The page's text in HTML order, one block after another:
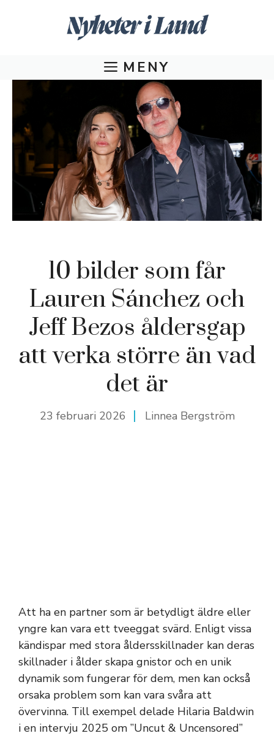
MENY
10 bilder som får
Lauren Sánchez och
Jeff Bezos åldersgap
att verka större än vad
det är
23 februari 2026 Linnea Bergström
Att ha en partner som är betydligt äldre eller
yngre kan vara ett tveeggat svärd. Enligt vissa
kändispar med stora åldersskillnader kan deras
skillnader i ålder skapa gnistor och en unik
dynamik som fungerar för dem, men kan också
orsaka problem som kan vara svåra att
övervinna. Till exempel delade Hilaria Baldwin
i en intervju 2025 om ”Uncut & Uncensored”